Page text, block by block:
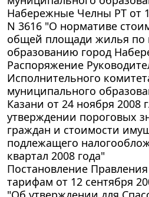
Набережные Челны РТ от
N 3616 "О нормативе
общей площади жилья по
образованию город
Распоряжение
Исполнительного
муниципального
Казани от 24 ноября 2008
утверждении пороговых
граждан и стоимости
подлежащего
квартал 2008 года"
Постановление
тарифам от 12 сентября